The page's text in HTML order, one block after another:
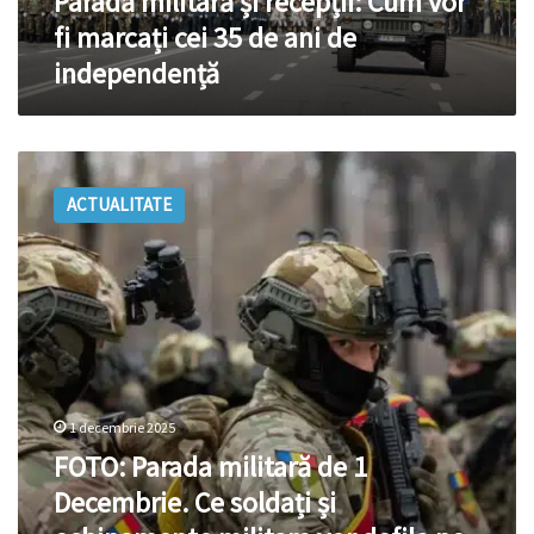
de
ani
independență
fi marcați cei 35 de ani de
independență
FOTO:
Parada
militară
de
1
Decembrie.
Ce
soldați
și
echipamente
militare
vor
defila
pe
sub
ACTUALITATE
1 decembrie 2025
FOTO: Parada militară de 1
Decembrie. Ce soldați și